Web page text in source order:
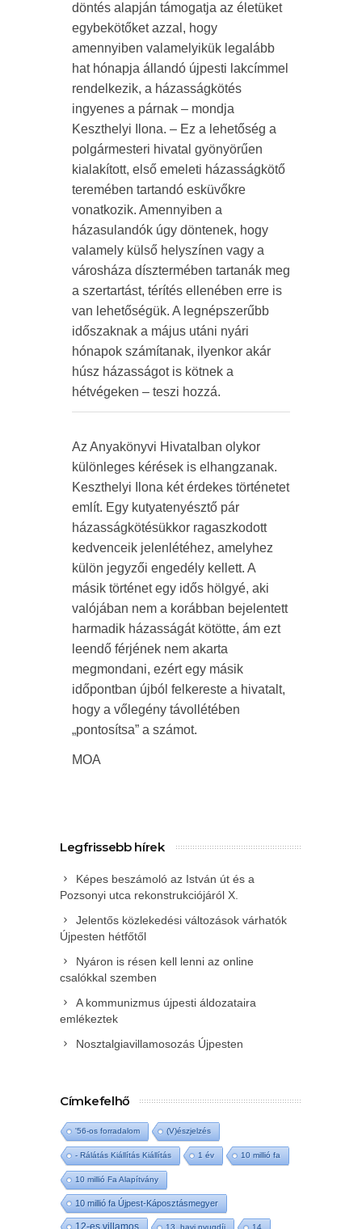
döntés alapján támogatja az életüket
egybekötőket azzal, hogy
amennyiben valamelyikük legalább
hat hónapja állandó újpesti lakcímmel
rendelkezik, a házasságkötés
ingyenes a párnak – mondja
Keszthelyi Ilona. – Ez a lehetőség a
polgármesteri hivatal gyönyörűen
kialakított, első emeleti házasságkötő
teremében tartandó esküvőkre
vonatkozik. Amennyiben a
házasulandók úgy döntenek, hogy
valamely külső helyszínen vagy a
városháza dísztermében tartanák meg
a szertartást, térítés ellenében erre is
van lehetőségük. A legnépszerűbb
időszaknak a május utáni nyári
hónapok számítanak, ilyenkor akár
húsz házasságot is kötnek a
hétvégeken – teszi hozzá.
Az Anyakönyvi Hivatalban olykor
különleges kérések is elhangzanak.
Keszthelyi Ilona két érdekes történetet
említ. Egy kutyatenyésztő pár
házasságkötésükkor ragaszkodott
kedvenceik jelenlétéhez, amelyhez
külön jegyzői engedély kellett. A
másik történet egy idős hölgyé, aki
valójában nem a korábban bejelentett
harmadik házasságát kötötte, ám ezt
leendő férjének nem akarta
megmondani, ezért egy másik
időpontban újból felkereste a hivatalt,
hogy a vőlegény távollétében
„pontosítsa” a számot.
MOA
Legfrissebb hírek
Képes beszámoló az István út és a
Pozsonyi utca rekonstrukciójáról X.
Jelentős közlekedési változások várhatók
Újpesten hétfőtől
Nyáron is résen kell lenni az online
csalókkal szemben
A kommunizmus újpesti áldozataira
emlékeztek
Nosztalgiavillamosozás Újpesten
Címkefelhő
'56-os forradalom (V)észjelzés
- Rálátás Kiállítás Kiállítás 1 év 10 millió fa
10 millió Fa Alapítvány
10 millió fa Újpest-Káposztásmegyer
12-es villamos